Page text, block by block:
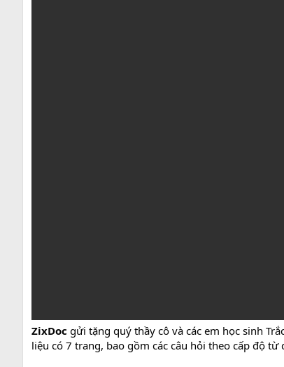
ZixDoc gửi tặng quý thầy cô và các em học sinh
liệu có 7 trang, bao gồm các câu hỏi theo cấp độ